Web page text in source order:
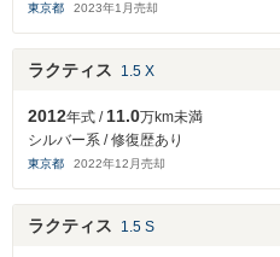
東京都 2023年1 月売却
ラクティス 1.5 X
2012年式 /11.0万km未満
シルバー系 / 修復歴あり
東京都 2022年12 月売却
ラクティス 1.5 S